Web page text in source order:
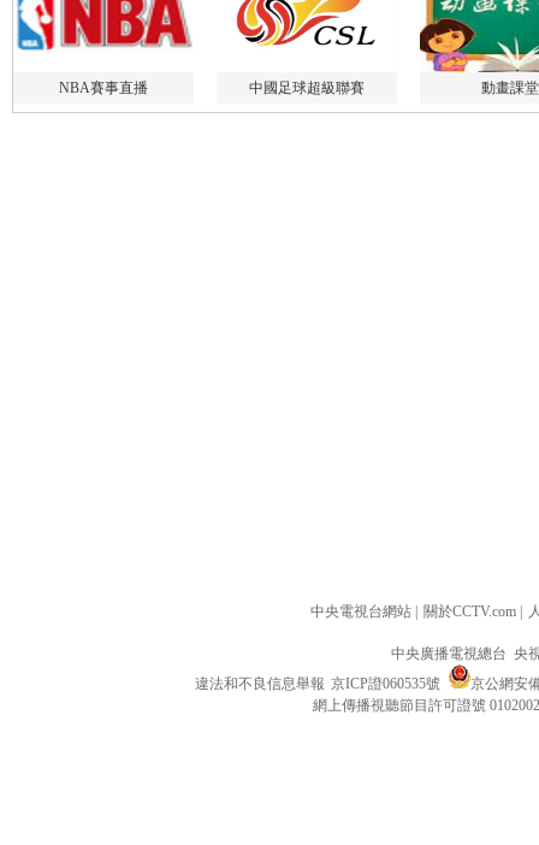
中央電視台網站 關於CCTV.com
中央廣播電視總台 央
違法和不良信息舉報 京ICP證060535號
京公網安
網上傳播視聽節目許可證號